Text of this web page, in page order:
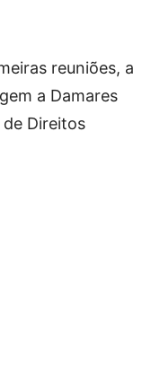
reuniões, a
a Damares
Direitos